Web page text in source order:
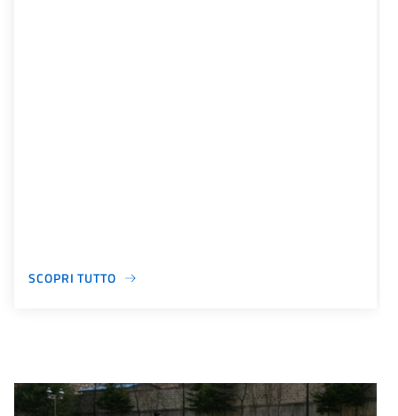
SCOPRI TUTTO